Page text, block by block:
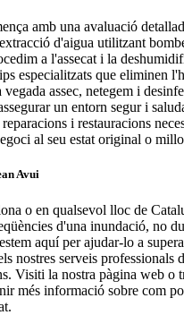
amb una avaluació
d'aigua utilitzant
a l'assecat i la
especialitzats que eliminen
assec, netegem i
un entorn segur i
i restauracions
al seu estat original o
Avui
o en qualsevol lloc de
d'una inundació, no
aquí per ajudar-lo a
nostres serveis professionals
Visiti la nostra pàgina web o
més informació sobre com